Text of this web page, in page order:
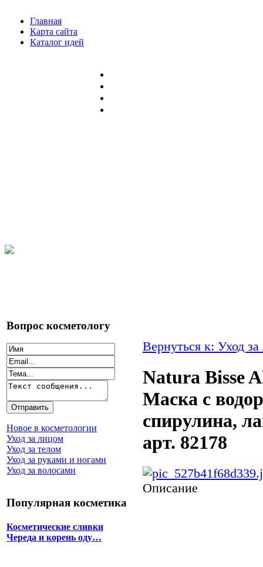
Главная
Карта сайта
Каталог идей
Вопрос косметологу
Новое в косметологии
Уход за лицом
Уход за телом
Уход за руками и ногами
Уход за волосами
Популярная косметика
Косметические сливки
Череда и корень оду…
Вернуться к: Уход
Natura Bisse
Маска с
спирулина,
арт. 82178
Описание